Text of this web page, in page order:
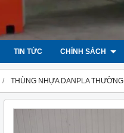
TIN TỨC CHÍNH SÁCH
THÙNG NHỰA DANPLA THƯỜNG